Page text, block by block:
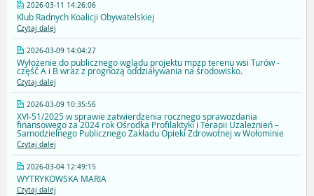
2026-03-11 14:26:06
Klub Radnych Koalicji Obywatelskiej
Czytaj dalej
2026-03-09 14:04:27
Wyłożenie do publicznego wglądu projektu mpzp terenu wsi Turów -
część A i B wraz z prognozą oddziaływania na środowisko.
Czytaj dalej
2026-03-09 10:35:56
XVI-51/2025 w sprawie zatwierdzenia rocznego sprawozdania
finansowego za 2024 rok Ośrodka Profilaktyki i Terapii Uzależnień –
Samodzielnego Publicznego Zakładu Opieki Zdrowotnej w Wołominie
Czytaj dalej
2026-03-04 12:49:15
WYTRYKOWSKA MARIA
Czytaj dalej